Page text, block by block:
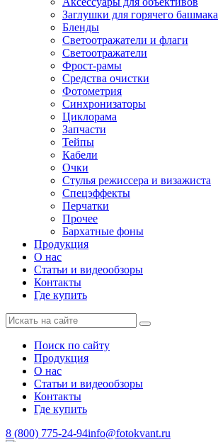
Заглушки для горячего башмака
Бленды
Светоотражатели и флаги
Светоотражатели
Фрост-рамы
Средства очистки
Фотометрия
Синхронизаторы
Циклорама
Запчасти
Тейпы
Кабели
Очки
Стулья режиссера и визажиста
Спецэффекты
Перчатки
Прочее
Бархатные фоны
Продукция
О нас
Статьи и видеообзоры
Контакты
Где купить
Поиск по сайту
Продукция
О нас
Статьи и видеообзоры
Контакты
Где купить
8 (800) 775-24-94info@fotokvant.ru